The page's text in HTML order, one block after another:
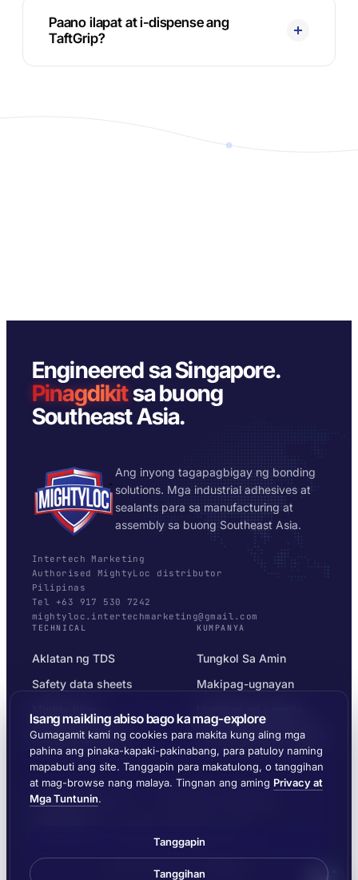
Paano ilapat at i-dispense ang
TaftGrip?
Engineered sa Singapore.
Pinagdikitsa buong
Southeast Asia.
Ang inyong tagapagbigay ng bonding
solutions. Mga industrial adhesives at
sealants para sa manufacturing at
assembly sa buong Southeast Asia.
Intertech Marketing
Authorised MightyLoc distributor
Pilipinas
Tel +63 917 530 7242
mightyloc.intertechmarketing@gmail.com
TECHNICAL
Aklatan ng TDS
Safety data sheets
Substrate selector
KUMPANYA
Tungkol Sa Amin
Makipag-ugnayan
Privacy at Mga Tuntunin
© 2026 MIGHTYLOC™ · VITROCHEM TECHNOLOGY ·
Gawa ngErnest Dynamics
Isang maikling abiso bago ka mag-explore
Gumagamit kami ng cookies para makita kung aling mga
pahina ang pinaka-kapaki-pakinabang, para patuloy naming
mapabuti ang site. Tanggapin para makatulong, o tanggihan
at mag-browse nang malaya. Tingnan ang aming Privacy at
Mga Tuntunin.
Tanggapin
Tanggihan